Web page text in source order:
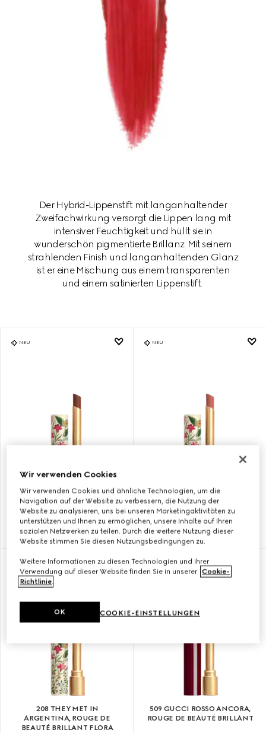
Der Hybrid-Lippenstift mit langanhaltender
Zweifachwirkung versorgt die Lippen lang mit
intensiver Feuchtigkeit und hüllt sie in
wunderschön pigmentierte Brillanz. Mit seinem
strahlenden Finish und langanhaltenden Glanz
ist er eine Mischung aus einem transparenten
und einem satinierten Lippenstift.
NEU
122 ELIZA GINGER, LIMITED-
EDITION FLORA ROUGE DE
BEAUTÉ BRILLANT
£ 40
NEU
130 ELSA HAZEL, LIMITED-
EDITION ROUGE DE BEAUTÉ
BRILLANT FLORA
£ 40
208 THEY MET IN
ARGENTINA, ROUGE DE
BEAUTÉ BRILLANT FLORA
509 GUCCI ROSSO ANCORA,
ROUGE DE BEAUTÉ BRILLANT
Wir verwenden Cookies
Wir verwenden Cookies und ähnliche Technologien, um die
Navigation auf der Website zu verbessern, die Nutzung der
Website zu analysieren, uns bei unseren Marketingaktivitäten zu
unterstützen und Ihnen zu ermöglichen, unsere Inhalte auf Ihren
sozialen Netzwerken zu teilen. Durch die weitere Nutzung dieser
Website stimmen Sie diesen Nutzungsbedingungen zu.
Weitere Informationen zu diesen Technologien und ihrer
Verwendung auf dieser Website finden Sie in unserer Cookie-
Richtlinie.
COOKIE-EINSTELLUNGEN
OK